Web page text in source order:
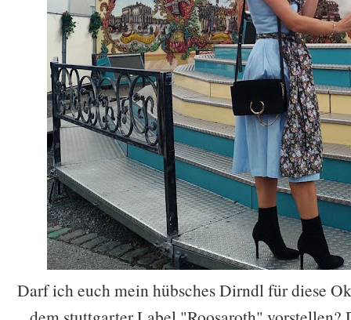
Darf ich euch mein hübsches Dirndl für diese